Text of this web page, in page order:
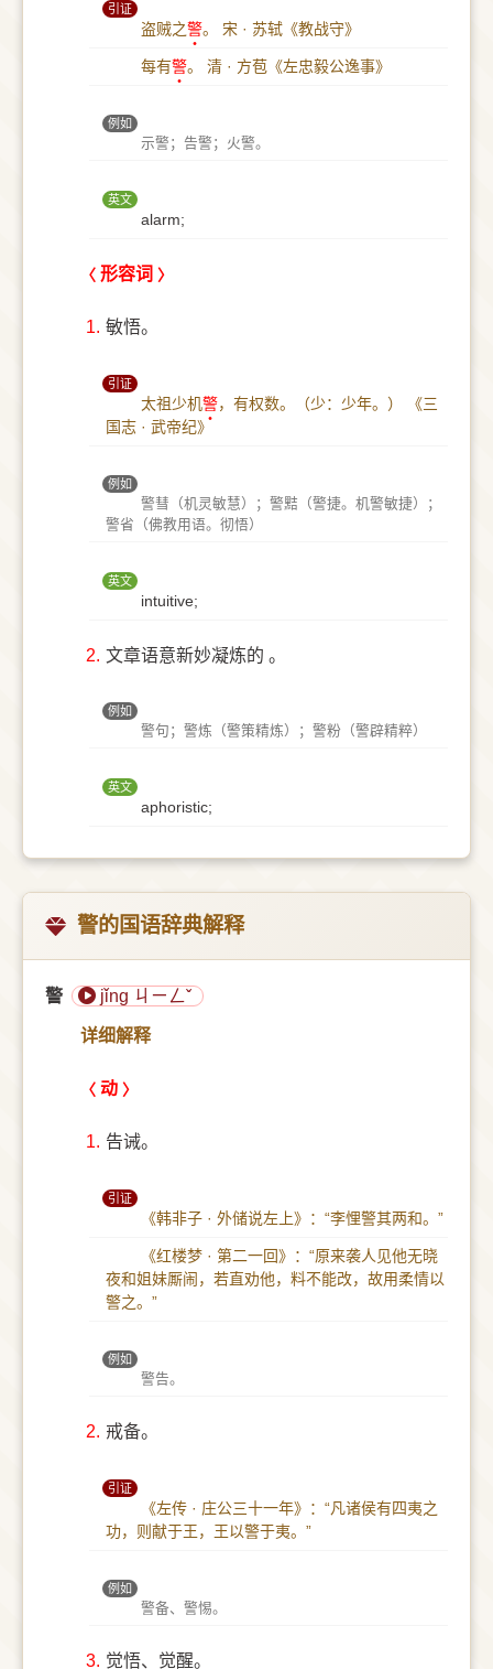
引证
盗贼之警。 宋 · 苏轼《教战守》
每有警。 清 · 方苞《左忠毅公逸事》
例如
示警；告警；火警。
英文
alarm;
形容词
1. 敏悟。
引证
太祖少机警，有权数。（少：少年。）
《三
国志 · 武帝纪》
例如
警彗（机灵敏慧）；警黠（警捷。机警敏捷）；
警省（佛教用语。彻悟）
英文
intuitive;
2. 文章语意新妙凝炼的 。
例如
警句；警炼（警策精炼）；警粉（警辟精粹）
英文
aphoristic;
警的国语辞典解释
警 jǐng ㄐㄧㄥˇ
详细解释
动
1. 告诫。
引证
《韩非子 · 外储说左上》：“李悝警其两和。”
《红楼梦 · 第二一回》：“原来袭人见他无晓
夜和姐妹厮闹，若直劝他，料不能改，故用柔情以
警之。”
例如
警告。
2. 戒备。
引证
《左传 · 庄公三十一年》：“凡诸侯有四夷之
功，则献于王，王以警于夷。”
例如
警备、警惕。
3. 觉悟、觉醒。